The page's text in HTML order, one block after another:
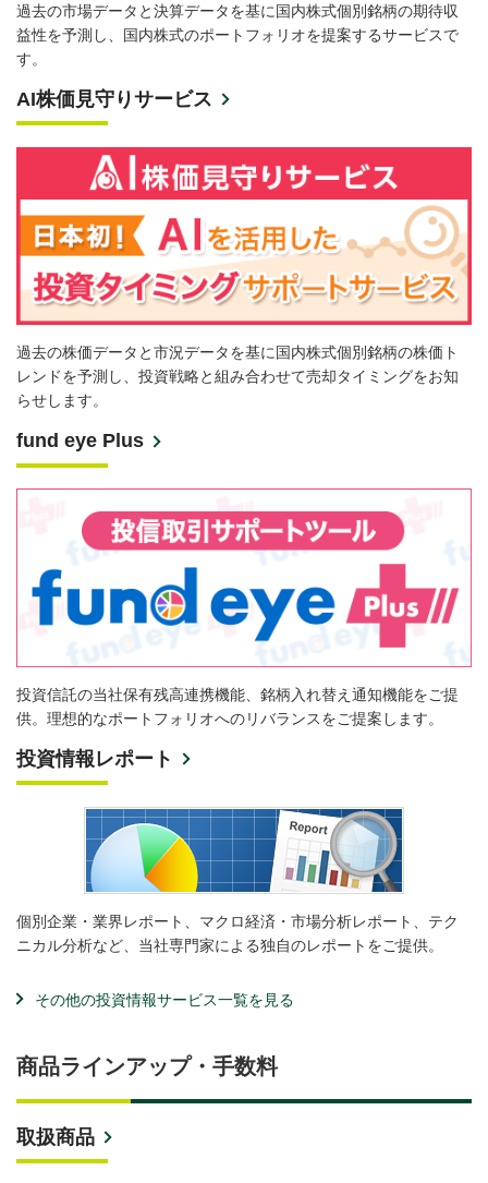
過去の市場データと決算データを基に国内株式個別銘柄の期待収
益性を予測し、国内株式のポートフォリオを提案するサービスで
す。
AI株価見守りサービス
過去の株価データと市況データを基に国内株式個別銘柄の株価ト
レンドを予測し、投資戦略と組み合わせて売却タイミングをお知
らせします。
fund eye Plus
投資信託の当社保有残高連携機能、銘柄入れ替え通知機能をご提
供。理想的なポートフォリオへのリバランスをご提案します。
投資情報レポート
個別企業・業界レポート、マクロ経済・市場分析レポート、テク
ニカル分析など、当社専門家による独自のレポートをご提供。
その他の投資情報サービス一覧を見る
商品ラインアップ・手数料
取扱商品